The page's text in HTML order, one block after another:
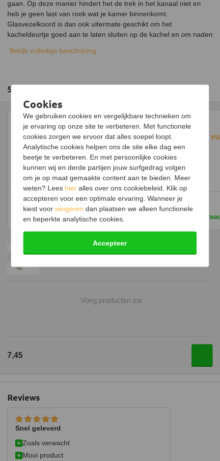
gaan. Op deze manier hindert het de trek in het kanaal niet en
heb je geen last van rook wat je kamer binnenkomt.
Glasvezelkoord is dan ook uitermate geschikt om het
kacheldeurtje goed aan te laten sluiten op de kachel en om naden
kan gemakkelijk vast worden gelijmt met vuurvaste lijm.
glasvezelkoord niet geschikt. Hiervoor is een plat kachelkoord
benodigd, deze is tevens zelfklevend.
Bekijk volledige beschrijving
Slim combineren
Thermofix vuurvaste lijm 17 ml
7,-
Op voorraad
Thermofix
8,-
Op
Voeg producten toe
7,45
Reviews
Snel geleverd
Zoals verwacht
Mooi product
Cookies
We gebruiken cookies en vergelijkbare technieken om
je ervaring op onze site te verbeteren. Met functionele
cookies zorgen we ervoor dat alles soepel loopt.
Analytische cookies helpen ons de site elke dag een
beetje te verbeteren. En met persoonlijke cookies
kunnen wij en derde partijen jouw surfgedrag volgen
om je op maat gemaakte content aan te bieden. Meer
weten? Lees hier alles over ons cookiebeleid. Klik op
accepteren voor een optimale ervaring. Wanneer je
kiest voorweigeren dan plaatsen we alleen functionele
en beperkte analytische cookies.
Accepteer